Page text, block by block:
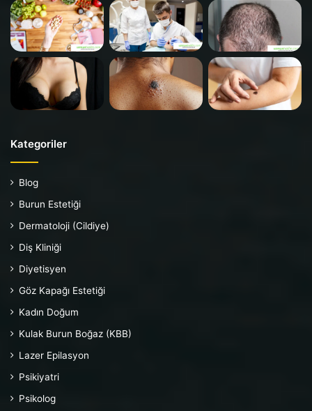
Kategoriler
Blog
Burun Estetiği
Dermatoloji (Cildiye)
Diş Kliniği
Diyetisyen
Göz Kapağı Estetiği
Kadın Doğum
Kulak Burun Boğaz (KBB)
Lazer Epilasyon
Psikiyatri
Psikolog